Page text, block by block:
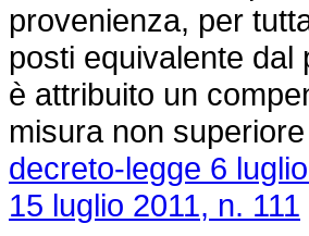
provenienza, per
posti equivalente dal
è attribuito un
misura non
decreto-legge 6
15 luglio 2011, n. 111